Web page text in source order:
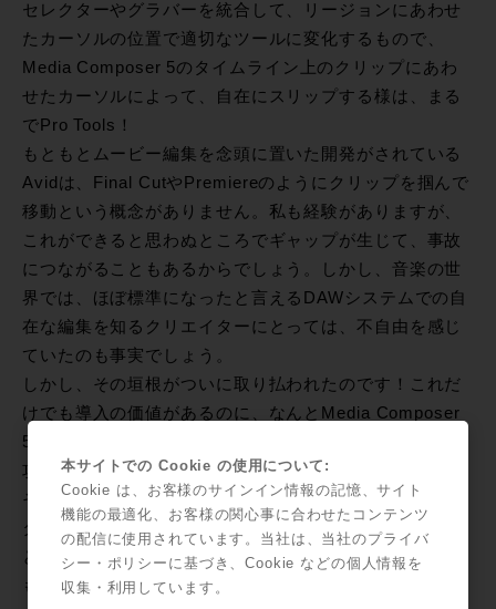
セレクターやグラバーを統合して、リージョンにあわせ
たカーソルの位置で適切なツールに変化するもので、
Media Composer 5のタイムライン上のクリップにあわ
せたカーソルによって、自在にスリップする様は、まる
でPro Tools！
もともとムービー編集を念頭に置いた開発がされている
Avidは、Final CutやPremiereのようにクリップを掴んで
移動という概念がありません。私も経験がありますが、
これができると思わぬところでギャップが生じて、事故
につながることもあるからでしょう。しかし、音楽の世
界では、ほぼ標準になったと言えるDAWシステムでの自
在な編集を知るクリエイターにとっては、不自由を感じ
ていたのも事実でしょう。
しかし、その垣根がついに取り払われたのです！これだ
けでも導入の価値があるのに、なんとMedia Composer
5のアカデミック版価格は￥38,000！
攻勢をかけたAvidの本気度が伝わってくるようです！
その他、会場内には新たにMedia Composer 5でのモニ
タリング/キャプチャーに対応したMATROX MXO2 Mini
と、初の業務用での有機ELモニター、SONY PVM-740
も展示され、彩りを添えていました。
本サイトでの Cookie の使用について:
Cookie は、お客様のサインイン情報の記憶、サイト
機能の最適化、お客様の関心事に合わせたコンテンツ
の配信に使用されています。当社は、当社のプライバ
シー・ポリシーに基づき、Cookie などの個人情報を
収集・利用しています。